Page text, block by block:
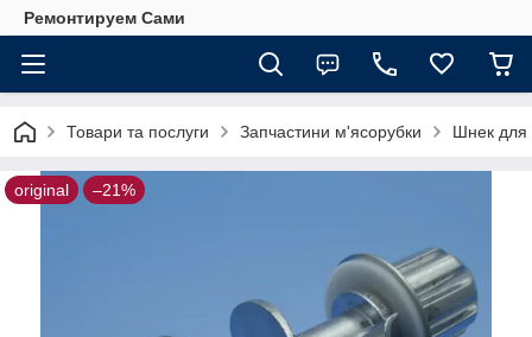
Ремонтируем Сами
Товари та послуги Запчастини м'ясорубки Шнек для
original –21%